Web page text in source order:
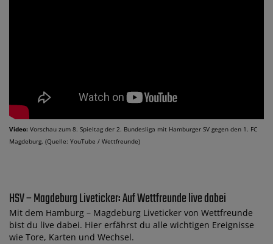
Video: Vorschau zum 8. Spieltag der 2. Bundesliga mit Hamburger SV gegen den 1. FC
Magdeburg. (Quelle: YouTube / Wettfreunde)
HSV – Magdeburg Liveticker: Auf Wettfreunde live dabei
Mit dem Hamburg – Magdeburg Liveticker von Wettfreunde
bist du live dabei. Hier erfährst du alle wichtigen Ereignisse
wie Tore, Karten und Wechsel.